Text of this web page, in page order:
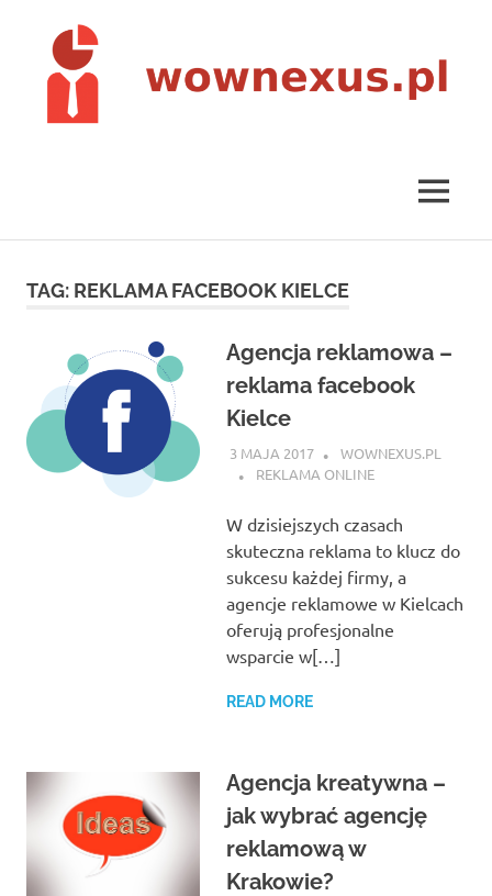
content
MENU
TAG: REKLAMA FACEBOOK KIELCE
Agencja reklamowa –
reklama facebook
Kielce
3 MAJA 2017
WOWNEXUS.PL
REKLAMA ONLINE
W dzisiejszych czasach
skuteczna reklama to klucz do
sukcesu każdej firmy, a
agencje reklamowe w Kielcach
oferują profesjonalne
wsparcie w[…]
READ MORE
Agencja kreatywna –
jak wybrać agencję
reklamową w
Krakowie?